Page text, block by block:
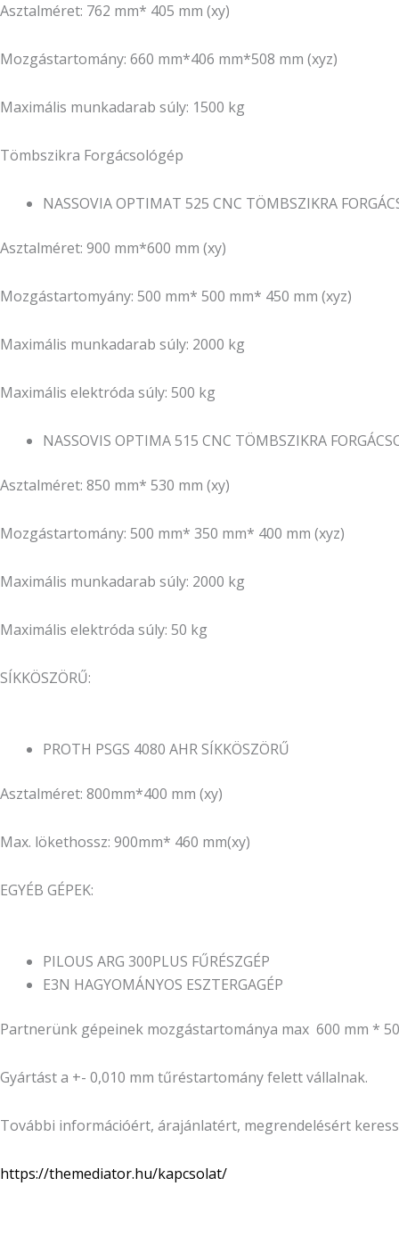
Asztalméret: 762 mm* 405 mm (xy)
Mozgástartomány: 660 mm*406 mm*508 mm (xyz)
Maximális munkadarab súly: 1500 kg
Tömbszikra Forgácsológép
NASSOVIA OPTIMAT 525 CNC TÖMBSZIKRA
Asztalméret: 900 mm*600 mm (xy)
Mozgástartomyány: 500 mm* 500 mm* 450 mm (xyz)
Maximális munkadarab súly: 2000 kg
Maximális elektróda súly: 500 kg
NASSOVIS OPTIMA 515 CNC TÖMBSZIKRA
Asztalméret: 850 mm* 530 mm (xy)
Mozgástartomány: 500 mm* 350 mm* 400 mm (xyz)
Maximális munkadarab súly: 2000 kg
Maximális elektróda súly: 50 kg
SÍKKÖSZÖRŰ:
PROTH PSGS 4080 AHR SÍKKÖSZÖRŰ
Asztalméret: 800mm*400 mm (xy)
Max. lökethossz: 900mm* 460 mm(xy)
EGYÉB GÉPEK:
PILOUS ARG 300PLUS FŰRÉSZGÉP
E3N HAGYOMÁNYOS ESZTERGAGÉP
Partnerünk gépeinek mozgástartománya max 600 mm *
Gyártást a +- 0,010 mm tűréstartomány felett vállalnak.
További információért, árajánlatért, megrendelésért
https://themediator.hu/kapcsolat/